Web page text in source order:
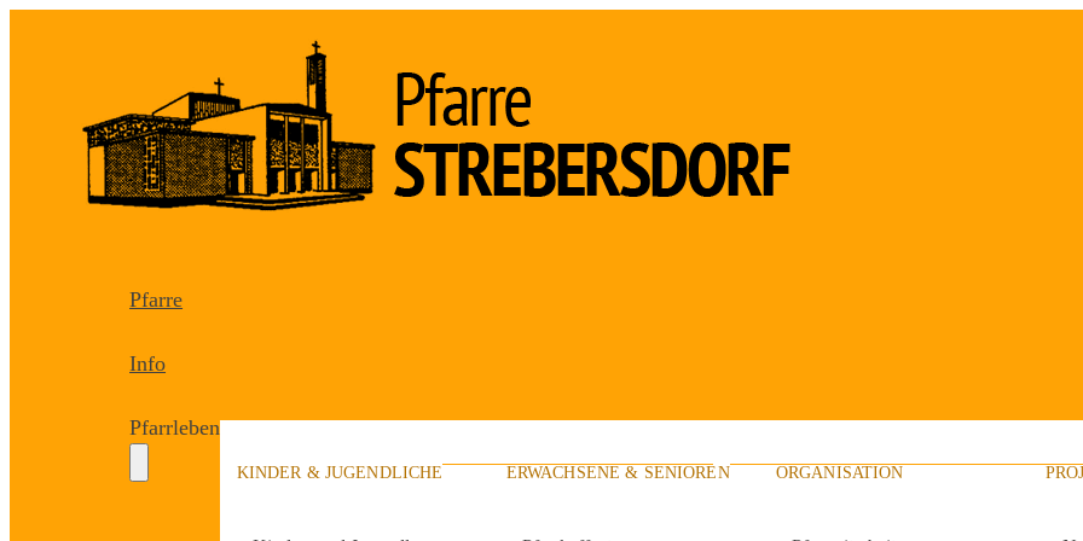
Pfarre
Info
Pfarrleben
KINDER & JUGENDLICHE ERWACHSENE & SENIOREN ORGANISATION